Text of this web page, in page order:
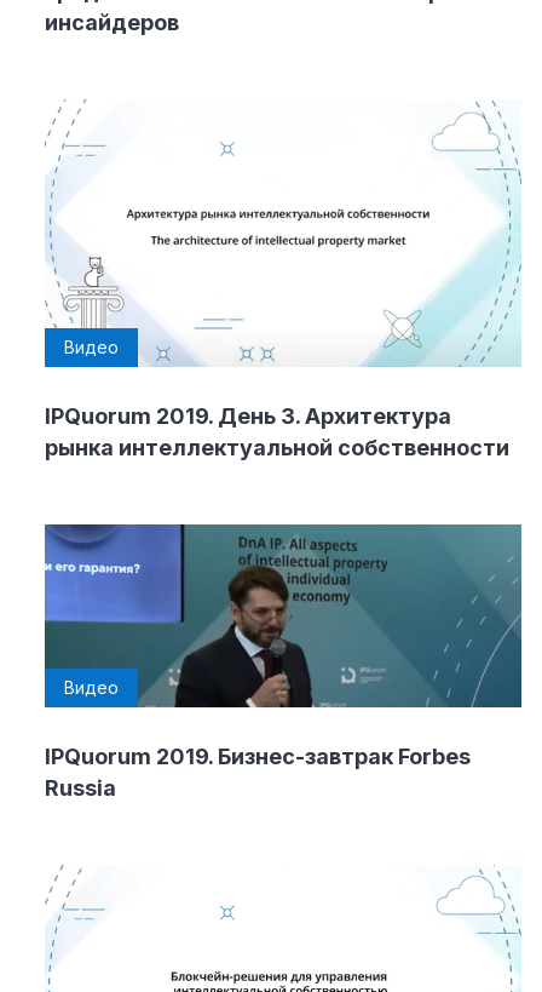
инсайдеров
Видео
IPQuorum 2019. День 3. Архитектура
рынка интеллектуальной собственности
Видео
IPQuorum 2019. Бизнес-завтрак Forbes
Russia